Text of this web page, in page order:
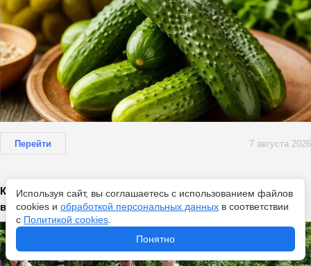
Перейти 7 августа 2026
Как работает страховая пенсия в России — что реально
влияет на ее размер
Используя сайт, вы соглашаетесь с использованием файлов
cookies и обработкой персональных данных в соответствии
с Политикой cookies
Понятно